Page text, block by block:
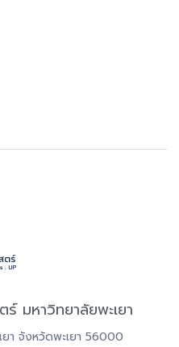
มหาวิทยาลัยพะเยา
า จังหวัดพะเยา 56000